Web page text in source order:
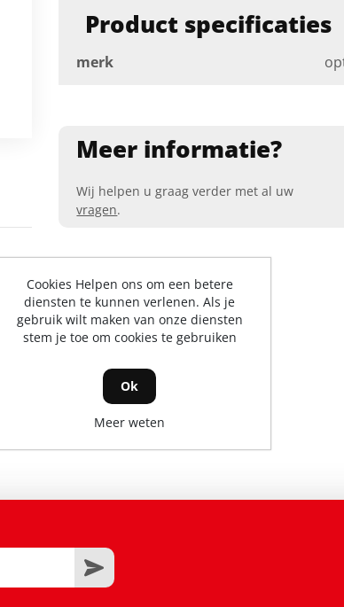
Product specificaties
merk
Meer informatie?
Wij helpen u graag verder met al uw
vragen.
Cookies Helpen ons om een betere
diensten te kunnen verlenen. Als je
gebruik wilt maken van onze diensten
stem je toe om cookies te gebruiken
Ok
Meer weten